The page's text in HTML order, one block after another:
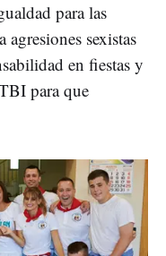
para las
agresiones sexistas
en fiestas y
para que